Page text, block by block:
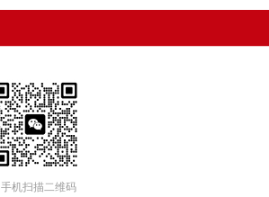
手机扫描二维码